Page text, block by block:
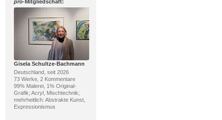
pro-Mitgliedschaft:
Gisela Schultze-Bachmann
Deutschland, seit 2026
73 Werke, 2 Kommentare
99% Malerei, 1% Original-
Grafik; Acryl, Mischtechnik;
mehrheitlich: Abstrakte Kunst,
Expressionismus